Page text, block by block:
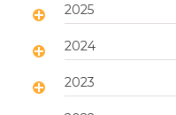
2025
2024
2023